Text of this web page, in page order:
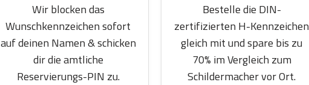
Wir blocken das
Wunschkennzeichen sofort
auf deinen Namen & schicken
dir die amtliche
Reservierungs-PIN zu.
Bestelle die DIN-
zertifizierten H-Kennzeichen
gleich mit und spare bis zu
70% im Vergleich zum
Schildermacher vor Ort.